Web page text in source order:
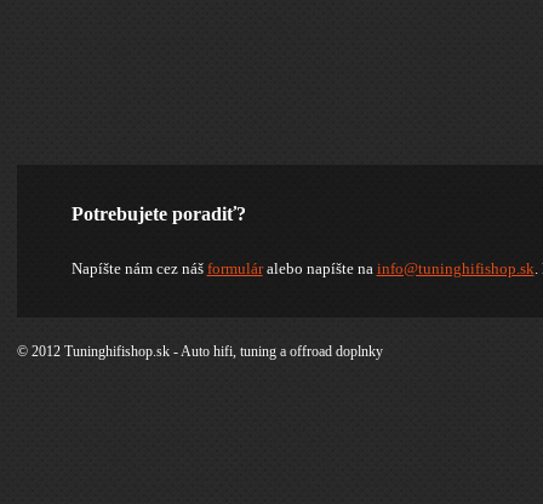
Potrebujete poradiť?
Napíšte nám cez náš formuláralebo napíšte na info@tuninghifishop.sk.
© 2012 Tuninghifishop.sk - Auto hifi, tuning a offroad doplnky